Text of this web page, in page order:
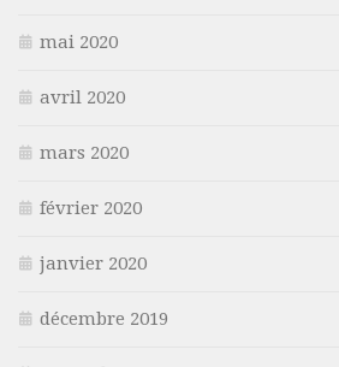
mai 2020
avril 2020
mars 2020
février 2020
janvier 2020
décembre 2019